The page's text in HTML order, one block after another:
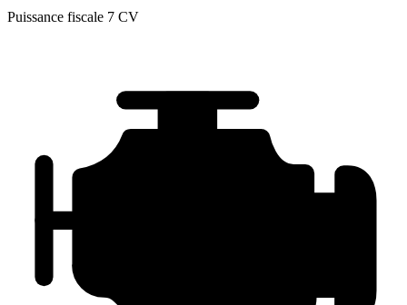
Puissance fiscale 7 CV